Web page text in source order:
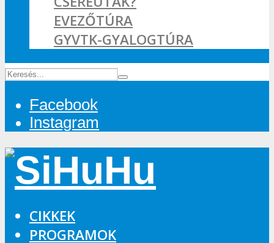
EVEZŐTÚRA
GYVTK-GYALOGTÚRA
Facebook
Instagram
CIKKEK
PROGRAMOK